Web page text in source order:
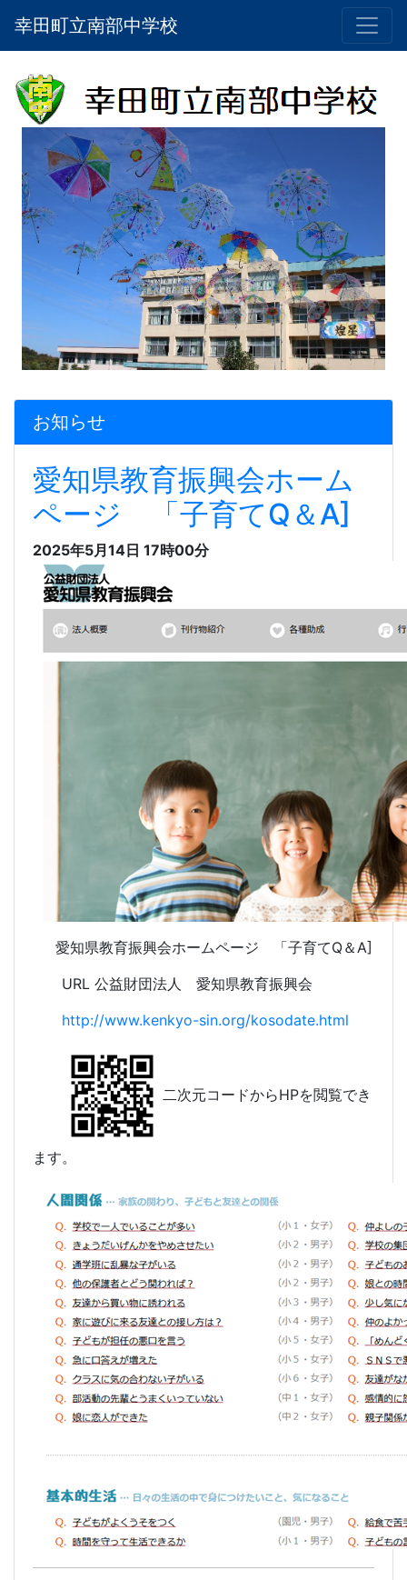
幸田町立南部中学校
お知らせ
愛知県教育振興会ホーム
ページ 「子育てQ＆A]
2025年5月14日 17時00分
愛知県教育振興会ホームページ 「子育てQ＆A]
URL 公益財団法人 愛知県教育振興会
http://www.kenkyo-sin.org/kosodate.html
二次元コードからHPを閲覧でき
ます。